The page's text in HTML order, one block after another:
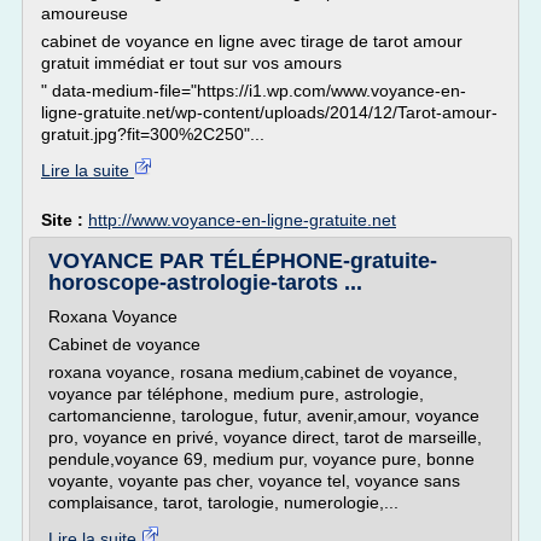
amoureuse
cabinet de voyance en ligne avec tirage de tarot amour
gratuit immédiat er tout sur vos amours
" data-medium-file="https://i1.wp.com/www.voyance-en-
ligne-gratuite.net/wp-content/uploads/2014/12/Tarot-amour-
gratuit.jpg?fit=300%2C250"...
Lire la suite
Site : http://www.voyance-en-ligne-gratuite.net
VOYANCE PAR TÉLÉPHONE-gratuite-
horoscope-astrologie-tarots ...
Roxana Voyance
Cabinet de voyance
roxana voyance, rosana medium,cabinet de voyance,
voyance par téléphone, medium pure, astrologie,
cartomancienne, tarologue, futur, avenir,amour, voyance
pro, voyance en privé, voyance direct, tarot de marseille,
pendule,voyance 69, medium pur, voyance pure, bonne
voyante, voyante pas cher, voyance tel, voyance sans
complaisance, tarot, tarologie, numerologie,...